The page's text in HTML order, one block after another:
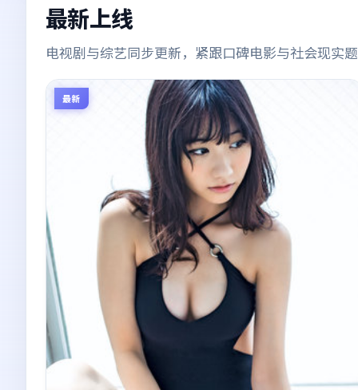
最新上线
电视剧与综艺同步更新，紧跟口碑电影与社会现实
最新